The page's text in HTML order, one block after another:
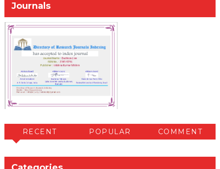
Journals
RECENT POPULAR COMMENT